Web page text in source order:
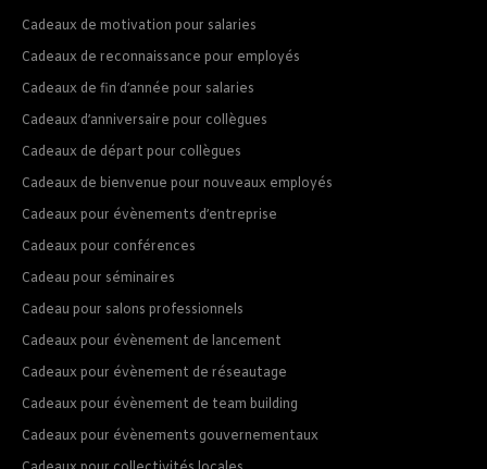
Cadeaux de motivation pour salaries
Cadeaux de reconnaissance pour employés
Cadeaux de fin d’année pour salaries
Cadeaux d’anniversaire pour collègues
Cadeaux de départ pour collègues
Cadeaux de bienvenue pour nouveaux employés
Cadeaux pour évènements d’entreprise
Cadeaux pour conférences
Cadeau pour séminaires
Cadeau pour salons professionnels
Cadeaux pour évènement de lancement
Cadeaux pour évènement de réseautage
Cadeaux pour évènement de team building
Cadeaux pour évènements gouvernementaux